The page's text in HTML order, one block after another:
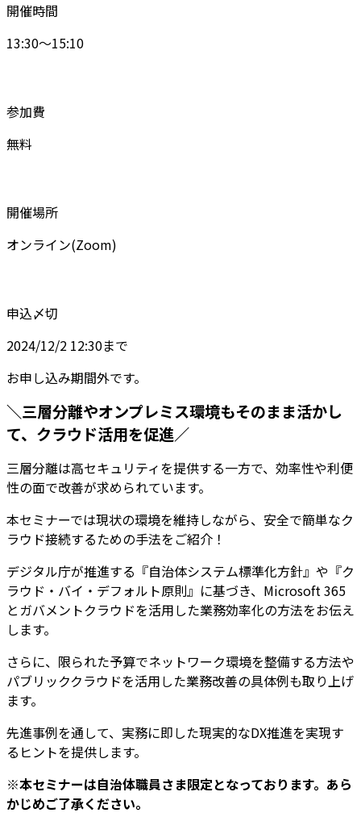
開催時間
13:30～15:10
参加費
無料
開催場所
オンライン(Zoom)
申込〆切
2024/12/2 12:30まで
お申し込み期間外です。
＼三層分離やオンプレミス環境もそのまま活かし
て、クラウド活用を促進／
三層分離は高セキュリティを提供する一方で、効率性や利便
性の面で改善が求められています。
本セミナーでは現状の環境を維持しながら、安全で簡単なク
ラウド接続するための手法をご紹介！
デジタル庁が推進する『自治体システム標準化方針』や『ク
ラウド・バイ・デフォルト原則』に基づき、Microsoft 365
とガバメントクラウドを活用した業務効率化の方法をお伝え
します。
さらに、限られた予算でネットワーク環境を整備する方法や
パブリッククラウドを活用した業務改善の具体例も取り上げ
ます。
先進事例を通して、実務に即した現実的なDX推進を実現す
るヒントを提供します。
※本セミナーは自治体職員さま限定となっております。あら
かじめご了承ください。